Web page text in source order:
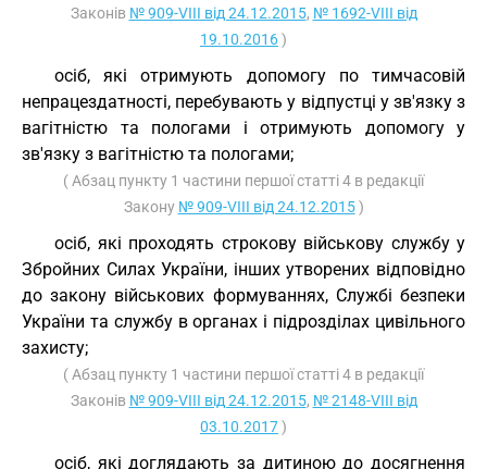
Законів № 909-VIII від 24.12.2015, № 1692-VIII від
19.10.2016)
осіб, які отримують допомогу по тимчасовій
непрацездатності, перебувають у відпустці у зв'язку з
вагітністю та пологами і отримують допомогу у
зв'язку з вагітністю та пологами;
( Абзац пункту 1 частини першої статті 4 в редакції
Закону № 909-VIII від 24.12.2015)
осіб, які проходять строкову військову службу у
Збройних Силах України, інших утворених відповідно
до закону військових формуваннях, Службі безпеки
України та службу в органах і підрозділах цивільного
захисту;
( Абзац пункту 1 частини першої статті 4 в редакції
Законів № 909-VIII від 24.12.2015, № 2148-VIII від
03.10.2017)
осіб, які доглядають за дитиною до досягнення